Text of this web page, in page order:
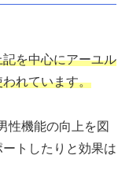
記を中心にアーユル
れています。
性機能の向上を図
トしたりと効果は